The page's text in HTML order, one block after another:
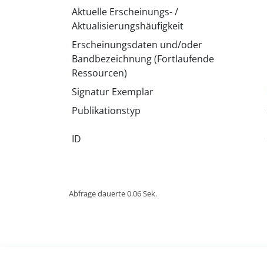
Aktuelle Erscheinungs- /
Aktualisierungshäufigkeit
Erscheinungsdaten und/oder
Bandbezeichnung (Fortlaufende
Ressourcen)
Signatur Exemplar
Publikationstyp
ID
Abfrage dauerte 0.06 Sek.